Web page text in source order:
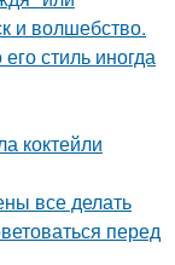
и волшебство.
стиль иногда
коктейли
все делать
перед